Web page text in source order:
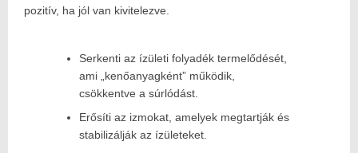
pozitív, ha jól van kivitelezve.
Serkenti az ízületi folyadék termelődését,
ami „kenőanyagként” működik,
csökkentve a súrlódást.
Erősíti az izmokat, amelyek megtartják és
stabilizálják az ízületeket.